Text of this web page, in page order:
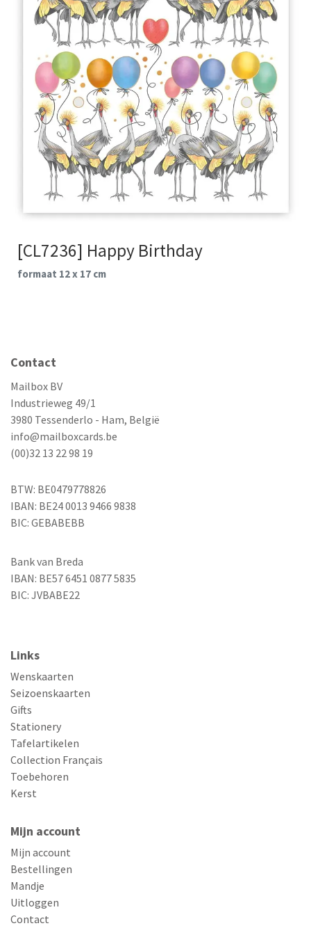
[CL7236] Happy Birthday
formaat 12 x 17 cm
Contact
Mailbox BV
Industrieweg 49/1
3980 Tessenderlo - Ham, België
info@mailboxcards.be
(00)32 13 22 98 19
BTW: BE0479778826
IBAN: BE24 0013 9466 9838
BIC: GEBABEBB
Bank van Breda
IBAN: BE57 6451 0877 5835
BIC: JVBABE22
Links
Wenskaarten
Seizoenskaarten
Gifts
Stationery
Tafelartikelen
Collection Français
Toebehoren
Kerst
Mijn account
Mijn account
Bestellingen
Mandje
Uitloggen
Contact